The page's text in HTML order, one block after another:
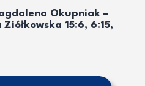
Okupniak –
15:6, 6:15,